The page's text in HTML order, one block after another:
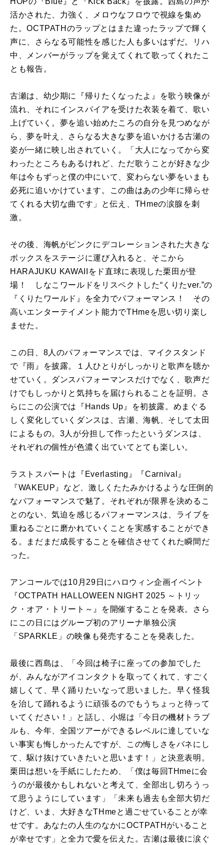
活かされた、力強く、メロウなフロウで視線を集め
た。OCTPATHのラップとはまた違ったラップで輝く
声に、さらなる可能性を感じた人も多いはずだ。リハ
中、メンバーがラップを覚えてくれて歌ってくれたこ
とも報告。
古瀬は、幼少期に『帰りたくなったよ』を歌う映像が
流れ、それにインスパイアを受けた衣装を着て、歌い
上げていく。夢を追い始めたころの自分を見つめなが
ら、夢を叶え、さらなる大きな夢を追いかける古瀬の
姿が一緒に映し出されていく。「大人になってから変
わったところもあるけれど、ただ歌うことが好きな少
年は今もずっと僕の中にいて、変わらない夢をいまも
必死に追いかけています。この曲はあの少年に帰らせ
てくれる大切な曲です」と伝え、THmeの涙腺を刺
激。
その後、海帆がピンクにデコレーションされた大きな
ボックスをステージに運び入れると、そこから
HARAJUKU KAWAIIをド直球に表現した栗田が登
場！ しなこワールドをリスペクトした“くりたver.”の
『くりたワールド』を全力でパフォーマンス！ その
高いエンターテイメント能力でTHmeを思い切り楽し
ませた。
この日、8人のパフォーマンスでは、マイクスタンド
で『雨』を披露。１人ひとりがしっかりと歌声を聴か
せていく。ダンスパフォーマンスだけでなく、歌声だ
けでもしっかりと気持ちを届けられることを証明。さ
らにこの公演では『Hands Up』を初披露。めまぐる
しく変化していくダンスは、古瀬、海帆、そして太田
によるもの。3人が分担して作ったというダンスは、
それぞれの個性が色濃く出ていてとても楽しい。
ラストスパートは『Everlasting』『Carnival』
『WAKEUP』など、激しくたたみかけるような圧倒的
なパフォーマンスで魅了。それぞれが限界を決めるこ
とのない、気迫を感じるパフォーマンスは、ライブを
重ねるごとに磨かれていくことを実感することができ
る。まだまだ成長することを確信させてくれた瞬間だ
った。
アンコールでは10月29日にハロウィン企画イベント
『OCTPATH HALLOWEEN NIGHT 2025 ～トリッ
ク・オア・トリート～』を開催することを発表。さら
にこの日にはグループ初のアリーナ単独公演
「SPARKLE」の映像も発売することを発表した。
最後に西島は、「今回は椅子に座っての参加でした
が、みんながアイコンタクトを取ってくれて、すごく
嬉しくて、早く踊りたいなって思いました。早く怪我
を治して踊れるように頑張るのでもうちょっと待って
いてください！」と話し、小堀は「今日の機材トラブ
ルも、今年、全国ツアーができるレベルに達していな
い事実も悔しかったんですが、この悔しさをバネにし
て、駆け抜けていきたいと思います！」と決意表明。
栗田は想いを手紙にしたため、「僕は毎回THmeに会
うのが最後かもしれないと考えて、全部出し切ろうっ
て思うようにしています」「未来も過去も全部大切だ
けど、いま、大好きなTHmeと過ごせていることが幸
せです。あなたの人生のなかにOCTPATHがいること
が幸せです」と全力で愛を伝えた。古瀬は最後に涙ぐ